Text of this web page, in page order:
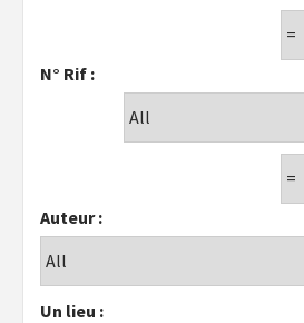
N° Rif :
Auteur :
Un lieu :